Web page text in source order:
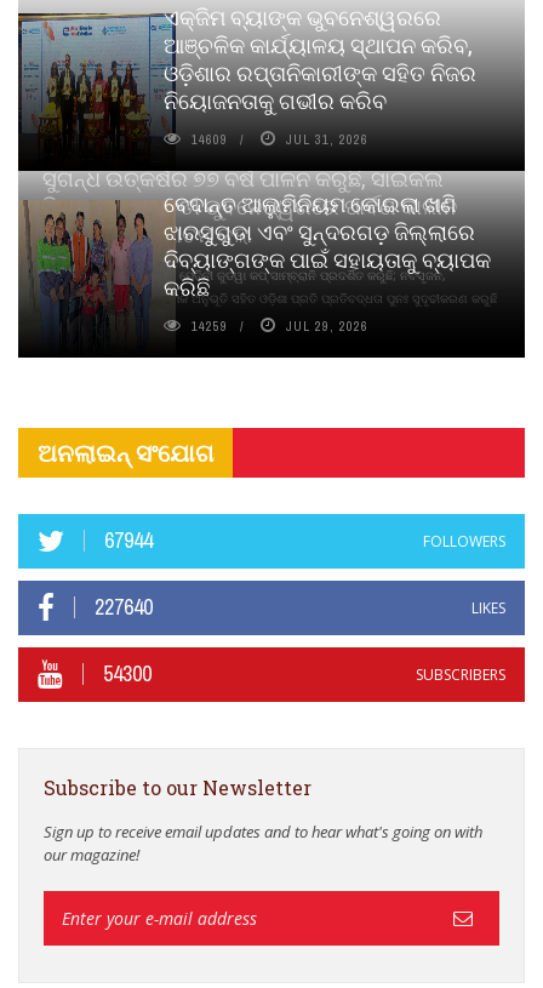
ସୁଗନ୍ଧ ଉତ୍କର୍ଷର ୭୭ ବର୍ଷ ପାଳନ କରୁଛି, ସାଇକଲ
ପିୟୋର୍‌ ଅଗରବତୀ ଭୁବନେଶ୍ୱରରେ ପାର୍ବଣ କାଳୀନ
ନବସୃଜନ ଉନ୍ମୋଚନ କଲା
ବାଉଁଶ ବିହୀନ କଠିନ ଧୂପ ଏବଂ ମେଦିନୀ ଜୁଡୱା କପ୍‌ ସାମ୍ବ୍ରାନି ପ୍ରଦର୍ଶିତ କରୁଛି; ନବସୃଜନ,
ଦୀର୍ଘସ୍ଥାୟିତା ଏବଂ ଆଧ୍ୟାତ୍ମିକ ଅନୁଭୂତି ସହିତ ଓଡ଼ିଶା ପ୍ରତି ପ୍ରତିବଦ୍ଧତା ପୁନଃ ସୁଦୃଢୀକରଣ କରୁଛି
ଏକ୍ଜିମ ବ୍ୟାଙ୍କ ଭୁବନେଶ୍ୱରରେ
ଆଞ୍ଚଳିକ କାର୍ଯ୍ୟାଳୟ ସ୍ଥାପନ କରିବ,
ଓଡ଼ିଶାର ରପ୍ତାନିକାରୀଙ୍କ ସହିତ ନିଜର
ନିୟୋଜନତାକୁ ଗଭୀର କରିବ
14609 JUL 31, 2026
ବେଦାନ୍ତ ଆଲୁମିନିୟମ କୋଇଲା ଖଣି
ଝାରସୁଗୁଡା ଏବଂ ସୁନ୍ଦରଗଡ଼ ଜିଲ୍ଲାରେ
ଦିବ୍ୟାଙ୍ଗଙ୍କ ପାଇଁ ସହାୟତାକୁ ବ୍ୟାପକ
କରିଛି
14259 JUL 29, 2026
ଅନଲାଇନ୍ ସଂଯୋଗ
67944 FOLLOWERS
227640 LIKES
54300 SUBSCRIBERS
Subscribe to our Newsletter
Sign up to receive email updates and to hear what's going on with
our magazine!